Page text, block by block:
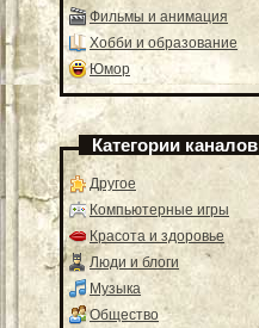
Фильмы и анимация
Хобби и образование
Юмор
Категории каналов
Другое
Компьютерные игры
Красота и здоровье
Люди и блоги
Музыка
Общество